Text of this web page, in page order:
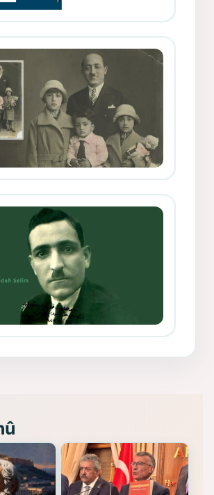
Kuruluş Çalışmaları- 8